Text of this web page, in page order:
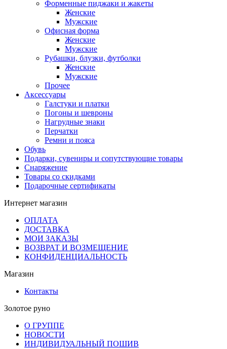
Форменные пиджаки и жакеты
Женские
Мужские
Офисная форма
Женские
Мужские
Рубашки, блузки, футболки
Женские
Мужские
Прочее
Аксессуары
Галстуки и платки
Погоны и шевроны
Нагрудные знаки
Перчатки
Ремни и пояса
Обувь
Подарки, сувениры и сопутствующие товары
Снаряжение
Товары со скидками
Подарочные сертификаты
Интернет магазин
ОПЛАТА
ДОСТАВКА
МОИ ЗАКАЗЫ
ВОЗВРАТ И ВОЗМЕЩЕНИЕ
КОНФИДЕНЦИАЛЬНОСТЬ
Магазин
Контакты
Золотое руно
О ГРУППЕ
НОВОСТИ
ИНДИВИДУАЛЬНЫЙ ПОШИВ